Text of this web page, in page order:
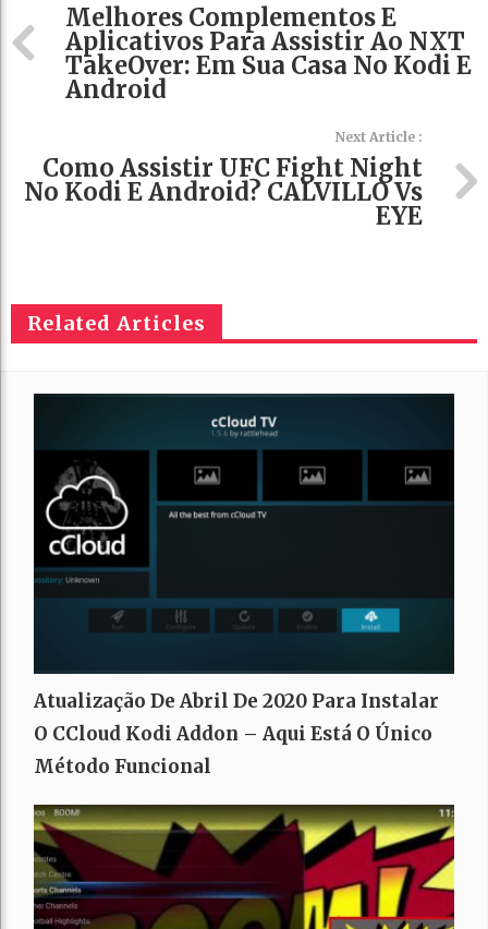
Melhores Complementos E
Aplicativos Para Assistir Ao NXT
TakeOver: Em Sua Casa No Kodi E
Android
Next Article :
Como Assistir UFC Fight Night
No Kodi E Android? CALVILLO Vs
EYE
Related Articles
Atualização De Abril De 2020 Para Instalar
O CCloud Kodi Addon – Aqui Está O Único
Método Funcional